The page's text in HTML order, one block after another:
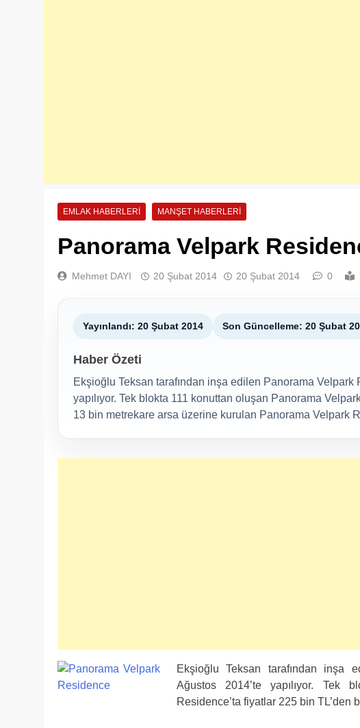
EMLAK HABERLERI MANŞET HABERLERI
Panorama Velpark
Mehmet DAYI 20 Şubat 2014 20 Şubat 2014 0
Yayınlandı: 20 Şubat 2014 Son Güncelleme: 20 Şubat
Haber Özeti
Ekşioğlu Teksan tarafından inşa edilen Panorama Velpark
yapılıyor. Tek blokta 111 konuttan oluşan Panorama
13 bin metrekare arsa üzerine kurulan Panorama Velpark
Ekşioğlu Teksan tarafından inşa
Ağustos 2014’te yapılıyor. Tek
Residence’ta fiyatlar 225 bin TL’den